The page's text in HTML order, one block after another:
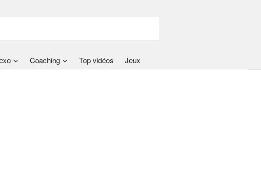
Coaching Top vidéos Jeux